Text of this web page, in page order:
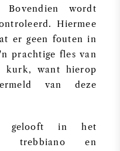
Bovendien wordt
Hiermee
er geen fouten in
prachtige fles van
kurk, want hierop
van deze
gelooft in het
trebbiano en